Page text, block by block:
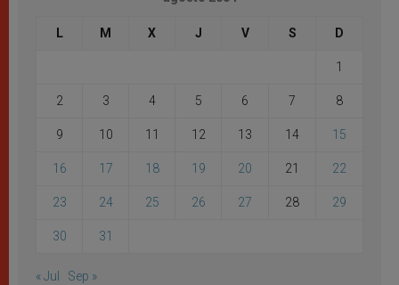
L M X J V S D
1
2 3 4 5 6 7 8
9 10 11 12 13 14 15
16 17 18 19 20 21 22
23 24 25 26 27 28 29
30 31
« Jul Sep »